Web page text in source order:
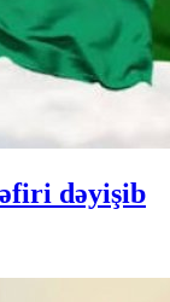
dəyişib